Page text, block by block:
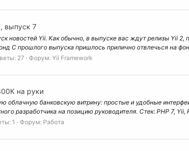
выпуск 7
новостей Yii. Как обычно, в выпуске вас ждут релизы Yii 2,
С прошлого выпуска пришлось прилично отвлечься на
27 Форум: Yii Framework
на руки
облачную банковскую витрину: простые и удобные
разработчика на позицию руководителя. Стек: PHP 7, Yii,
1 Форум: Работа